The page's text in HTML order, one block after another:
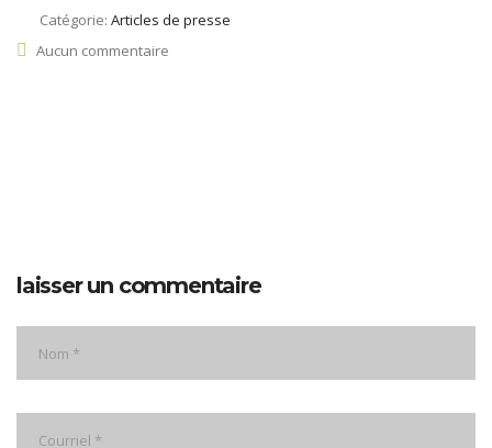
Catégorie: Articles de presse
Aucun commentaire
laisser un commentaire